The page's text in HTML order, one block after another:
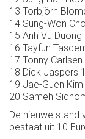
13 Torbjörn
14 Sung-Won
15 Anh Vu
16 Tayfun
17 Tonny
18 Dick Jaspers
19 Jae-Guen
20 Sameh
De nieuwe stand
bestaat uit 10